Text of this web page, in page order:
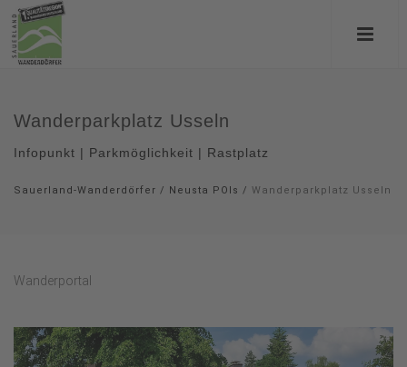
Wanderparkplatz Usseln
Infopunkt | Parkmöglichkeit | Rastplatz
Sauerland-Wanderdörfer / Neusta POIs / Wanderparkplatz Usseln
Wanderportal